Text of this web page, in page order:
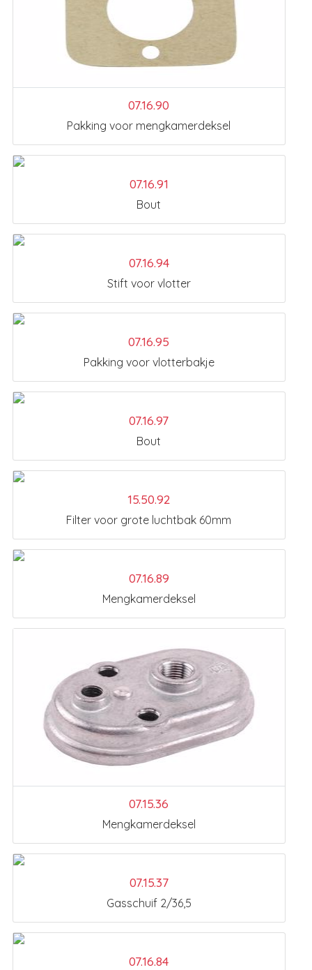
07.16.90
Pakking voor mengkamerdeksel
07.16.91
Bout
07.16.94
Stift voor vlotter
07.16.95
Pakking voor vlotterbakje
07.16.97
Bout
15.50.92
Filter voor grote luchtbak 60mm
07.16.89
Mengkamerdeksel
07.15.36
Mengkamerdeksel
07.15.37
Gasschuif 2/36,5
07.16.84